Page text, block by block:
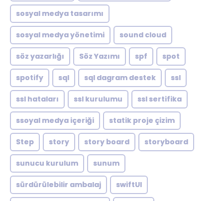
sosyal medya tasarımı
sosyal medya yönetimi sound cloud
söz yazarlığı Söz Yazımı spf spot
spotify sql sql dagram destek ssl
ssl hataları ssl kurulumu ssl sertifika
ssoyal medya içeriği statik proje çizim
Step story story board storyboard
sunucu kurulum sunum
sürdürülebilir ambalaj swiftUI